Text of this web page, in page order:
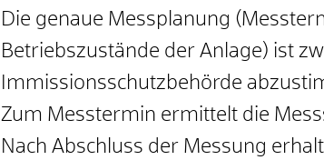
Die genaue Messplanung
Betriebszustände der Anlage) ist
Immissionsschutzbehörde
Zum Messtermin ermittelt die
Nach Abschluss der Messung